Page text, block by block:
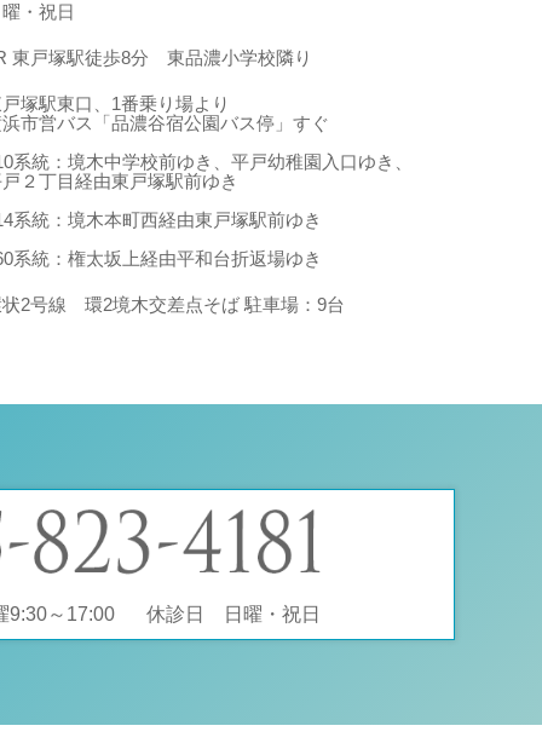
・祝日
東戸塚駅徒歩8分 東品濃小学校隣り
塚駅東口、1番乗り場より
市営バス「品濃谷宿公園バス停」すぐ
系統：境木中学校前ゆき、平戸幼稚園入口ゆき、
２丁目経由東戸塚駅前ゆき
系統：境木本町西経由東戸塚駅前ゆき
系統：権太坂上経由平和台折返場ゆき
2号線 環2境木交差点そば 駐車場：9台
9:30～17:00 休診日 日曜・祝日